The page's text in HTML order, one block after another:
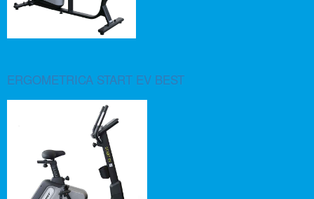
ERGOMETRICA START EV BEST